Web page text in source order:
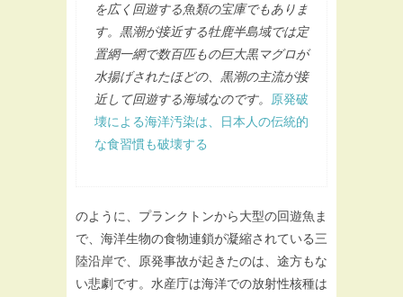
を広く回遊する魚類の宝庫でもありま
す。黒潮が接近する牡鹿半島域では定
置網一網で数百匹もの巨大黒マグロが
水揚げされたほどの、黒潮の主流が接
近して回遊する海域なのです。
原発破
壊による海洋汚染は、日本人の伝統的
な食習慣も破壊する
のように、プランクトンから大型の回遊魚ま
で、海洋生物の食物連鎖が凝縮されている三
陸沿岸で、原発事故が起きたのは、途方もな
い悲劇です。水産庁は海洋での放射性核種は